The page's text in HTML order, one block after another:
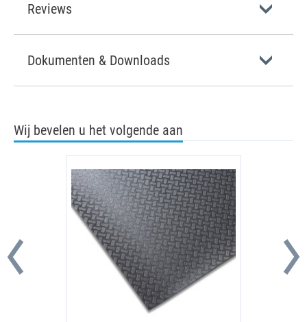
Reviews
Dokumenten & Downloads
Wij bevelen u het volgende aan